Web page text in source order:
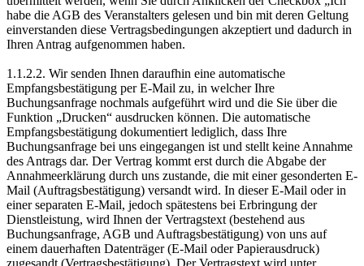
habe die AGB des Veranstalters gelesen und bin mit deren Geltung
einverstanden diese Vertragsbedingungen akzeptiert und dadurch in
Ihren Antrag aufgenommen haben.
1.1.2.2. Wir senden Ihnen daraufhin eine automatische
Empfangsbestätigung per E-Mail zu, in welcher Ihre
Buchungsanfrage nochmals aufgeführt wird und die Sie über die
Funktion „Drucken“ ausdrucken können. Die automatische
Empfangsbestätigung dokumentiert lediglich, dass Ihre
Buchungsanfrage bei uns eingegangen ist und stellt keine Annahme
des Antrags dar. Der Vertrag kommt erst durch die Abgabe der
Annahmeerklärung durch uns zustande, die mit einer gesonderten E-
Mail (Auftragsbestätigung) versandt wird. In dieser E-Mail oder in
einer separaten E-Mail, jedoch spätestens bei Erbringung der
Dienstleistung, wird Ihnen der Vertragstext (bestehend aus
Buchungsanfrage, AGB und Auftragsbestätigung) von uns auf
einem dauerhaften Datenträger (E-Mail oder Papierausdruck)